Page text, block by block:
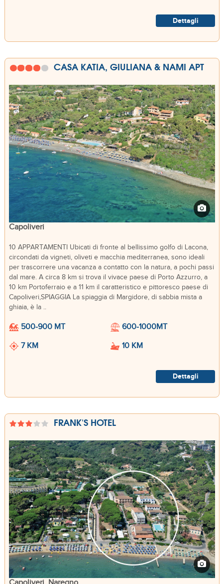
Dettagli
CASA KATIA, GIULIANA & NAMI APT
Capoliveri
10 APPARTAMENTI Ubicati di fronte al bellissimo golfo di Lacona,
circondati da vigneti, oliveti e macchia mediterranea, sono ideali
per trascorrere una vacanza a contatto con la natura, a pochi passi
dal mare. A circa 8 km si trova il vivace paese di Porto Azzurro, a
10 km Portoferraio e a 11 km il caratteristico e pittoresco paese di
Capoliveri,SPIAGGIA La spiaggia di Margidore, di sabbia mista a
ghiaia, è la ..
500-900 MT
600-1000MT
7 KM
10 KM
Dettagli
FRANK'S HOTEL